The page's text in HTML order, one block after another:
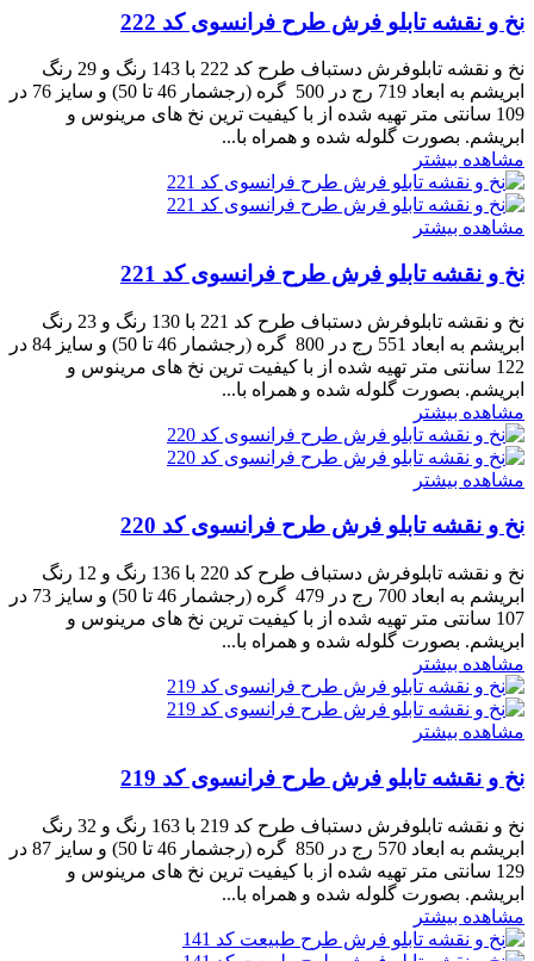
نخ و نقشه تابلو فرش طرح فرانسوی کد 222
نخ و نقشه تابلوفرش دستباف طرح کد 222 با 143 رنگ و 29 رنگ
ابریشم به ابعاد 719 رج در 500 گره (رجشمار 46 تا 50) و سایز 76 در
109 سانتی متر تهیه شده از با کیفیت ترین نخ های مرینوس و
ابریشم. بصورت گلوله شده و همراه با...
مشاهده بیشتر
مشاهده بیشتر
نخ و نقشه تابلو فرش طرح فرانسوی کد 221
نخ و نقشه تابلوفرش دستباف طرح کد 221 با 130 رنگ و 23 رنگ
ابریشم به ابعاد 551 رج در 800 گره (رجشمار 46 تا 50) و سایز 84 در
122 سانتی متر تهیه شده از با کیفیت ترین نخ های مرینوس و
ابریشم. بصورت گلوله شده و همراه با...
مشاهده بیشتر
مشاهده بیشتر
نخ و نقشه تابلو فرش طرح فرانسوی کد 220
نخ و نقشه تابلوفرش دستباف طرح کد 220 با 136 رنگ و 12 رنگ
ابریشم به ابعاد 700 رج در 479 گره (رجشمار 46 تا 50) و سایز 73 در
107 سانتی متر تهیه شده از با کیفیت ترین نخ های مرینوس و
ابریشم. بصورت گلوله شده و همراه با...
مشاهده بیشتر
مشاهده بیشتر
نخ و نقشه تابلو فرش طرح فرانسوی کد 219
نخ و نقشه تابلوفرش دستباف طرح کد 219 با 163 رنگ و 32 رنگ
ابریشم به ابعاد 570 رج در 850 گره (رجشمار 46 تا 50) و سایز 87 در
129 سانتی متر تهیه شده از با کیفیت ترین نخ های مرینوس و
ابریشم. بصورت گلوله شده و همراه با...
مشاهده بیشتر